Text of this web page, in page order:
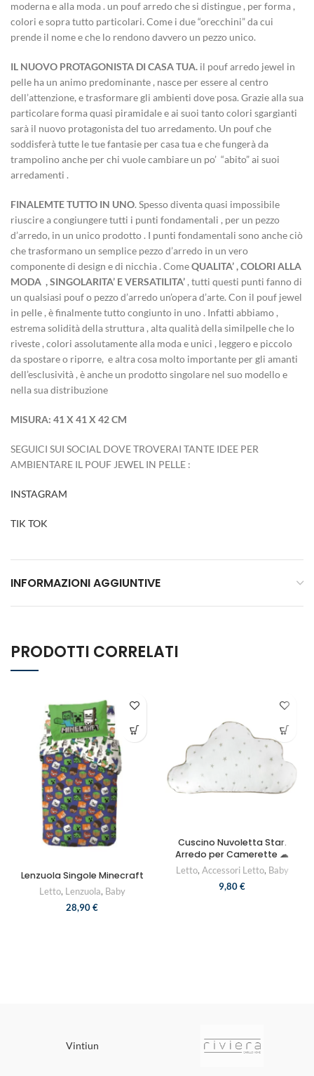
moderna e alla moda . un pouf arredo che si distingue , per forma ,
colori e sopra tutto particolari. Come i due “orecchini” da cui
prende il nome e che lo rendono davvero un pezzo unico.
IL NUOVO PROTAGONISTA DI CASA TUA. il pouf arredo jewel in
pelle ha un animo predominante , nasce per essere al centro
dell’attenzione, e trasformare gli ambienti dove posa. Grazie alla sua
particolare forma quasi piramidale e ai suoi tanto colori sgargianti
sarà il nuovo protagonista del tuo arredamento. Un pouf che
soddisferà tutte le tue fantasie per casa tua e che fungerà da
trampolino anche per chi vuole cambiare un po’ “abito” ai suoi
arredamenti .
FINALEMTE TUTTO IN UNO. Spesso diventa quasi impossibile
riuscire a congiungere tutti i punti fondamentali , per un pezzo
d’arredo, in un unico prodotto . I punti fondamentali sono anche ciò
che trasformano un semplice pezzo d’arredo in un vero
componente di design e di nicchia . ComeQUALITA’ , COLORI ALLA
MODA , SINGOLARITA’ E VERSATILITA’ , tutti questi punti fanno di
un qualsiasi pouf o pezzo d’arredo un’opera d’arte. Con il pouf jewel
in pelle , è finalmente tutto congiunto in uno . Infatti abbiamo ,
estrema solidità della struttura , alta qualità della similpelle che lo
riveste , colori assolutamente alla moda e unici , leggero e piccolo
da spostare o riporre, e altra cosa molto importante per gli amanti
dell’esclusività , è anche un prodotto singolare nel suo modello e
nella sua distribuzione
MISURA: 41 X 41 X 42 CM
SEGUICI SUI SOCIAL DOVE TROVERAI TANTE IDEE PER
AMBIENTARE IL POUF JEWEL IN PELLE :
INSTAGRAM
TIK TOK
INFORMAZIONI AGGIUNTIVE
PRODOTTI CORRELATI
Lenzuola Singole Minecraft
Letto, Lenzuola, Baby
28,90 €
Cuscino Nuvoletta Star.
Arredo per Camerette ☁
Letto, Accessori Letto, Baby
9,80 €
Vintiun